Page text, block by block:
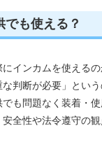
でも使える？
インカムを使える
判断が必要」とい
も問題なく装着・
全性や法令遵守の